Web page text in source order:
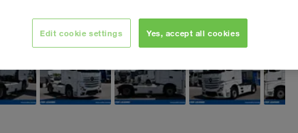
Yes, accept all cookies
Edit cookie settings